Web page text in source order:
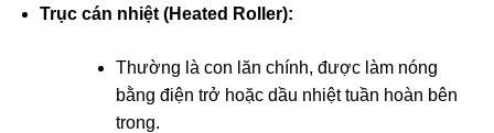
Trục cán nhiệt (Heated Roller):
Thường là con lăn chính, được làm nóng
bằng điện trở hoặc dầu nhiệt tuần hoàn bên
trong.